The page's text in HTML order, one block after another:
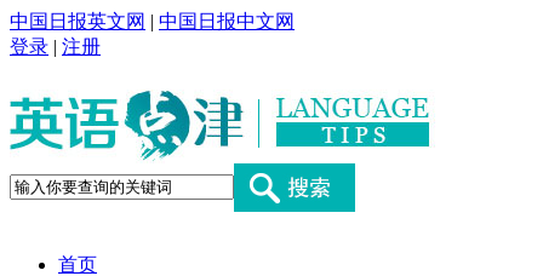
中国日报英文网 | 中国日报中文网
登录 | 注册
首页